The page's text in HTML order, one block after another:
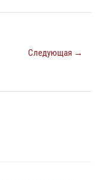
Следующая →